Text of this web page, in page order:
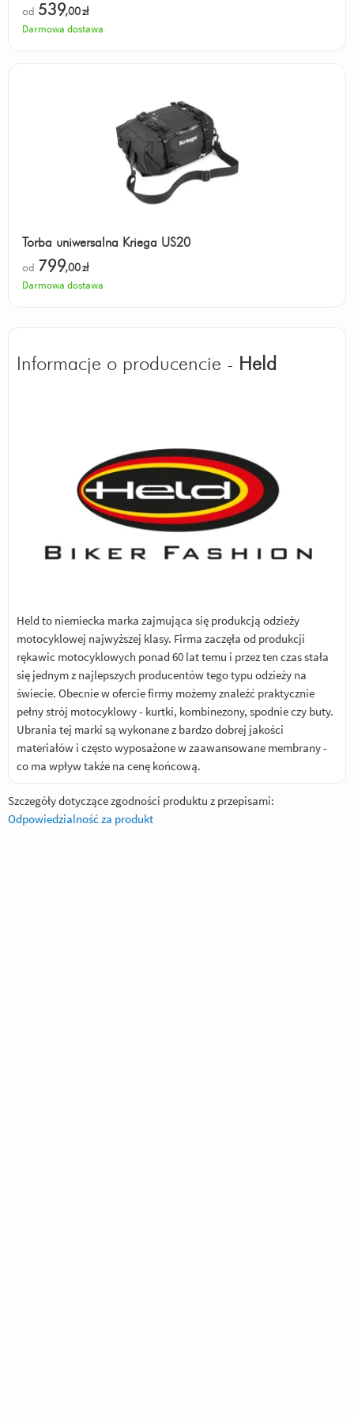
od 539,00zł
Darmowa dostawa
Torba uniwersalna Kriega US20
od 799,00zł
Darmowa dostawa
Informacje o producencie - Held
Held to niemiecka marka zajmująca się produkcją odzieży
motocyklowej najwyższej klasy. Firma zaczęła od produkcji
rękawic motocyklowych ponad 60 lat temu i przez ten czas stała
się jednym z najlepszych producentów tego typu odzieży na
świecie. Obecnie w ofercie firmy możemy znaleźć praktycznie
pełny strój motocyklowy - kurtki, kombinezony, spodnie czy buty.
Ubrania tej marki są wykonane z bardzo dobrej jakości
materiałów i często wyposażone w zaawansowane membrany -
co ma wpływ także na cenę końcową.
Szczegóły dotyczące zgodności produktu z przepisami:
Odpowiedzialność za produkt